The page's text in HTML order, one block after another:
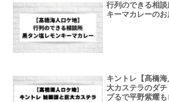
行列のできる相談
キーマカレーのお
キントレ【髙橋
大カステラのダ
プるで平野紫耀も